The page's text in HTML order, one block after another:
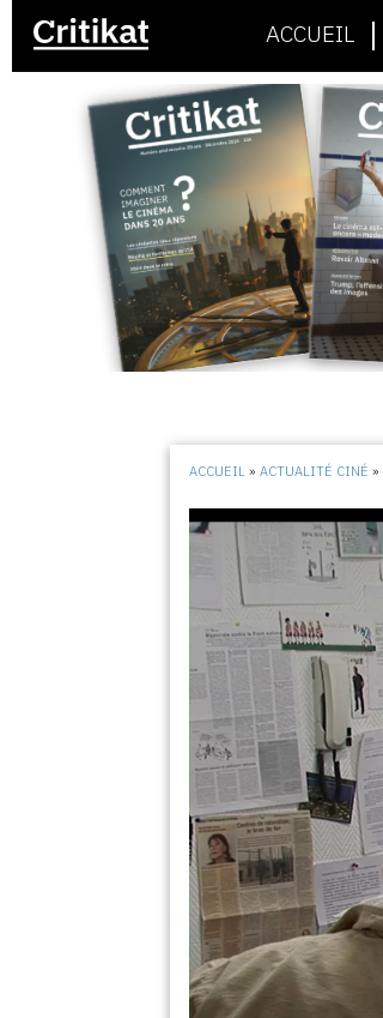
ACCUEIL
ACCUEIL »ACTUALITÉ CINÉ »